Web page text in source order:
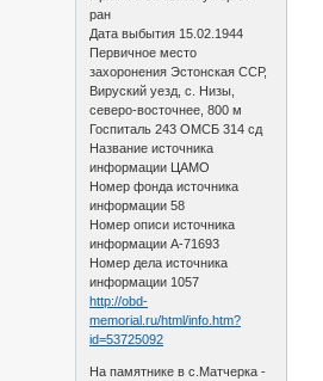
ран
Дата выбытия 15.02.1944
Первичное место
захоронения Эстонская ССР,
Вируский уезд, с. Низы,
северо-восточнее, 800 м
Госпиталь 243 ОМСБ 314 сд
Название источника
информации ЦАМО
Номер фонда источника
информации 58
Номер описи источника
информации А-71693
Номер дела источника
информации 1057
http://obd-
memorial.ru/html/info.htm?
id=53725092
На памятнике в с.Матчерка -